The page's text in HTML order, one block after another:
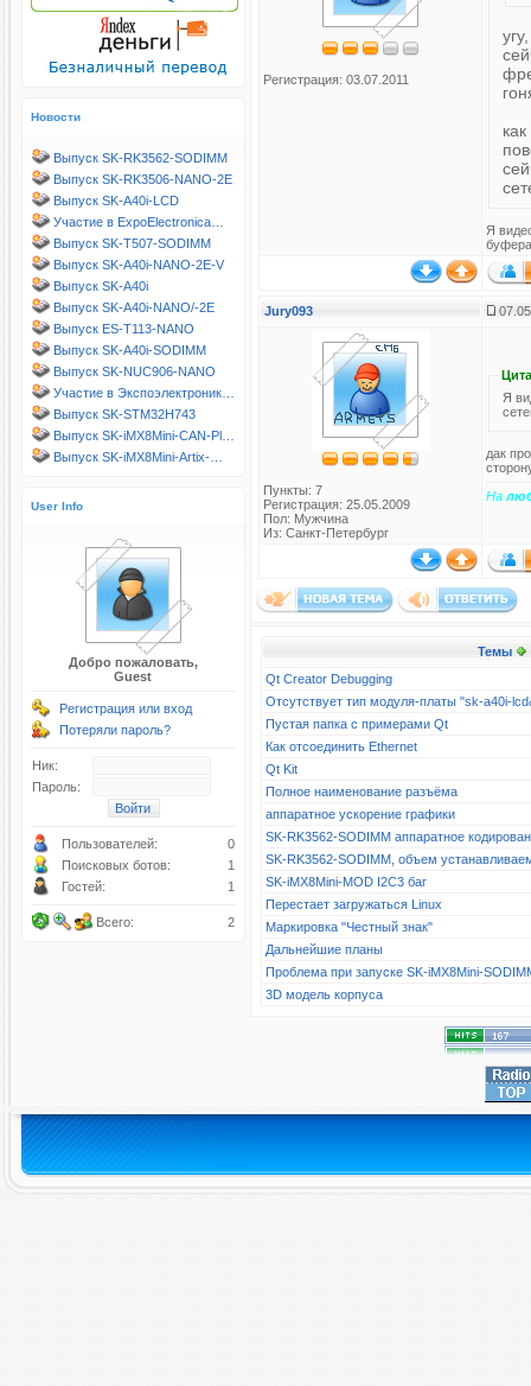
Новости
Выпуск SK-RK3562-SODIMM
Выпуск SK-RK3506-NANO-2E
Выпуск SK-A40i-LCD
Участие в ExpoElectronica…
Выпуск SK-T507-SODIMM
Выпуск SK-A40i-NANO-2E-V
Выпуск SK-A40i
Выпуск SK-A40i-NANO/-2E
Выпуск ES-T113-NANO
Выпуск SK-A40i-SODIMM
Выпуск SK-NUC906-NANO
Участие в Экспоэлектроник…
Выпуск SK-STM32H743
Выпуск SK-iMX8Mini-CAN-Pl…
Выпуск SK-iMX8Mini-Artix-…
User Info
Добро пожаловать,
Guest
Регистрация или вход
Потеряли пароль?
Ник:
Пароль:
Пользователей:
0
Поисковых ботов:
1
Гостей:
1
Всего: 2
Регистрация: 03.07.2011
Я
Jury093
Пункты: 7
Регистрация: 25.05.2009
Пол: Мужчина
Из: Санкт-Петербург
Я
дак
На
Темы
Qt Creator Debugging
Отсутствует тип модуля-платы "sk-a40i-
Пустая папка с примерами Qt
Как отсоединить Ethernet
Qt Kit
Полное наименование разъёма
аппаратное ускорение графики
SK-RK3562-SODIMM аппаратное
SK-RK3562-SODIMM, объем
SK-iMX8Mini-MOD I2C3 баг
Перестает загружаться Linux
Маркировка "Честный знак"
Дальнейшие планы
Проблема при запуске SK-iMX8Mini-
3D модель корпуса